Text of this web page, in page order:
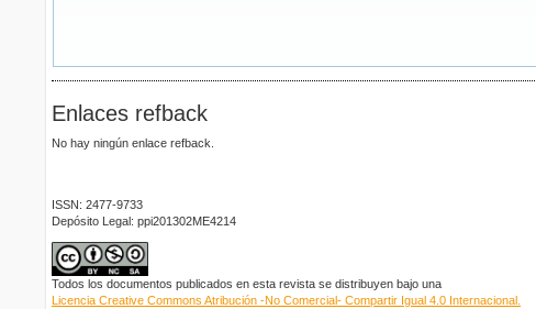
Enlaces refback
No hay ningún enlace refback.
ISSN: 2477-9733
Depósito Legal: ppi201302ME4214
Todos los documentos publicados en esta revista se distribuyen bajo una
Licencia Creative Commons Atribución -No Comercial- Compartir Igual 4.0 Internacional.